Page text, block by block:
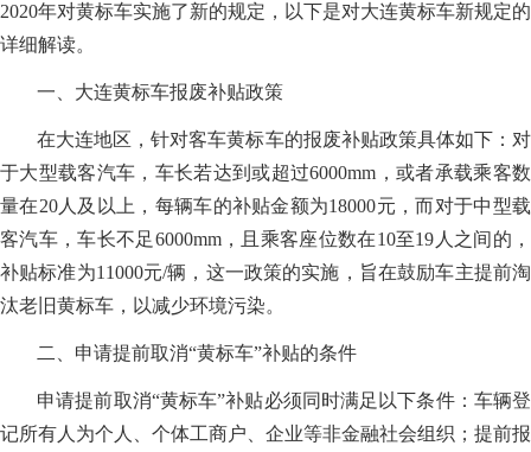
2020年对黄标车实施了新的规定，以下是对大连黄标车新规定的
详细解读。
一、大连黄标车报废补贴政策
在大连地区，针对客车黄标车的报废补贴政策具体如下：对
于大型载客汽车，车长若达到或超过6000mm，或者承载乘客数
量在20人及以上，每辆车的补贴金额为18000元，而对于中型载
客汽车，车长不足6000mm，且乘客座位数在10至19人之间的，
补贴标准为11000元/辆，这一政策的实施，旨在鼓励车主提前淘
汰老旧黄标车，以减少环境污染。
二、申请提前取消“黄标车”补贴的条件
申请提前取消“黄标车”补贴必须同时满足以下条件：车辆登
记所有人为个人、个体工商户、企业等非金融社会组织；提前报